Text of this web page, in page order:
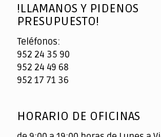
!LLAMANOS Y PIDENOS
PRESUPUESTO!
Teléfonos:
952 24 35 90
952 24 49 68
952 17 71 36
HORARIO DE OFICINAS